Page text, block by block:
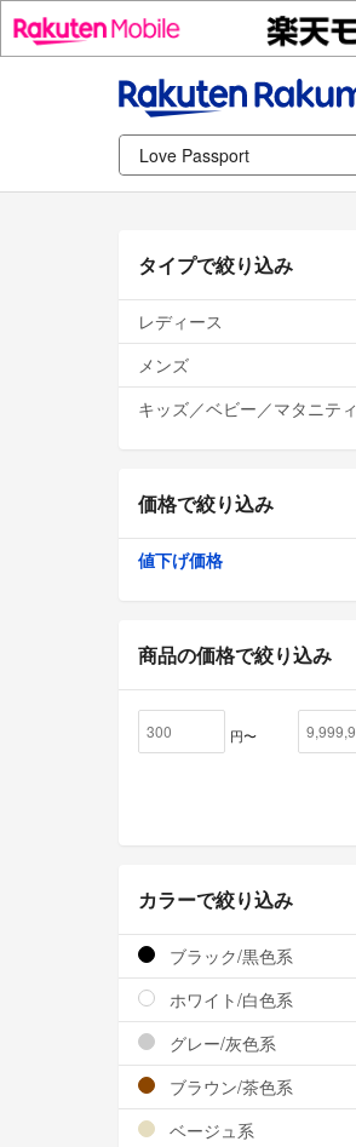
タイプで絞り込み
レディース
メンズ
キッズ／ベビー／マタニティ
価格で絞り込み
値下げ価格
商品の価格で絞り込み
円〜
カラーで絞り込み
ブラック/黒色系
ホワイト/白色系
グレー/灰色系
ブラウン/茶色系
ベージュ系